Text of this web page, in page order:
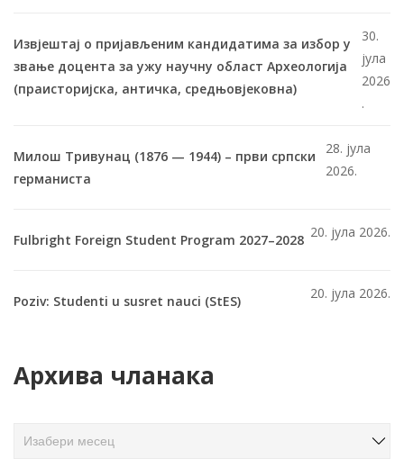
Извјештај о пријављеним кандидатима за избор у
звање доцента за ужу научну област Археологија
(праисторијска, античка, средњовјековна)
30.
јула
2026
.
Милош Тривунац (1876 — 1944) – први српски
германиста
28. јула
2026.
Fulbright Foreign Student Program 2027–2028 20. јула 2026.
Poziv: Studenti u susret nauci (StES) 20. јула 2026.
Архива чланака